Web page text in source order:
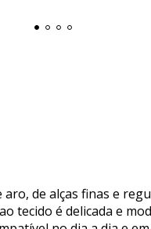
de alças finas e
tecido é delicada e